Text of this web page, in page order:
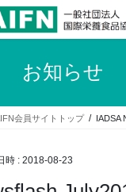
お知らせ
会員サイトトップ IADSA
時 : 2018-08-23